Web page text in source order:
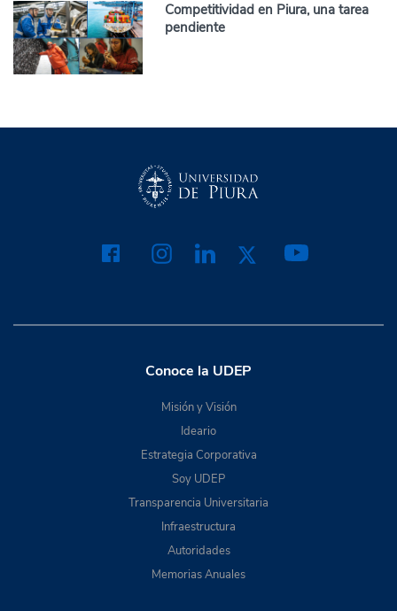
Competitividad en Piura, una tarea
pendiente
Conoce la UDEP
Misión y Visión
Ideario
Estrategia Corporativa
Soy UDEP
Transparencia Universitaria
Infraestructura
Autoridades
Memorias Anuales